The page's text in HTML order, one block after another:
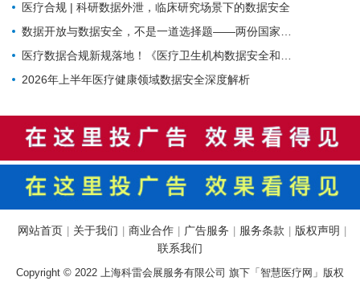
医疗合规 | 科研数据外泄，临床研究场景下的数据安全
数据开放与数据安全，不是一道选择题——两份国家级文件背后的标准化逻辑
医疗数据合规新规落地！《医疗卫生机构数据安全和个人信息保护管理办法（试行）》核心解读与行动指南
2026年上半年医疗健康领域数据安全深度解析
网站首页 关于我们 商业合作 广告服务 服务条款 版权声明
联系我们
Copyright © 2022 上海科雷会展服务有限公司 旗下「智慧医疗网」版权